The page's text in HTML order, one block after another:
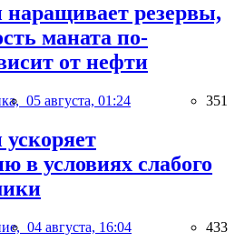
наращивает резервы,
маната по-
от нефти
05 августа, 01:24 351
в условиях слабого
04 августа, 16:04 433